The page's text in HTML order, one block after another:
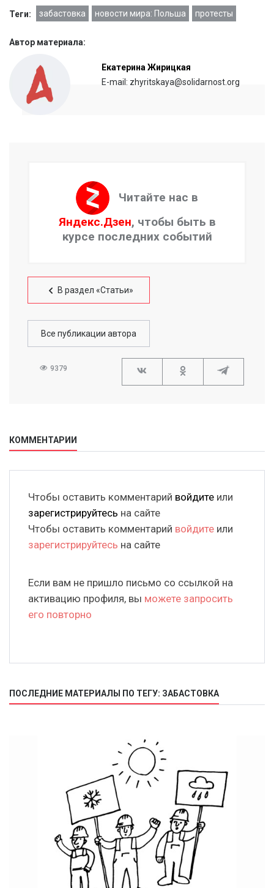
Теги: забастовка новости мира: Польша протесты
Автор материала:
Екатерина Жирицкая
E-mail: zhyritskaya@solidarnost.org
Читайте нас в
Яндекс.Дзен, чтобы быть в
курсе последних событий
В раздел «Статьи»
Все публикации автора
9379
КОММЕНТАРИИ
Чтобы оставить комментарий войдите или
зарегистрируйтесь на сайте
Чтобы оставить комментарий войдите или
зарегистрируйтесь на сайте
Если вам не пришло письмо со ссылкой на
активацию профиля, вы можете запросить
его повторно
ПОСЛЕДНИЕ МАТЕРИАЛЫ ПО ТЕГУ: ЗАБАСТОВКА